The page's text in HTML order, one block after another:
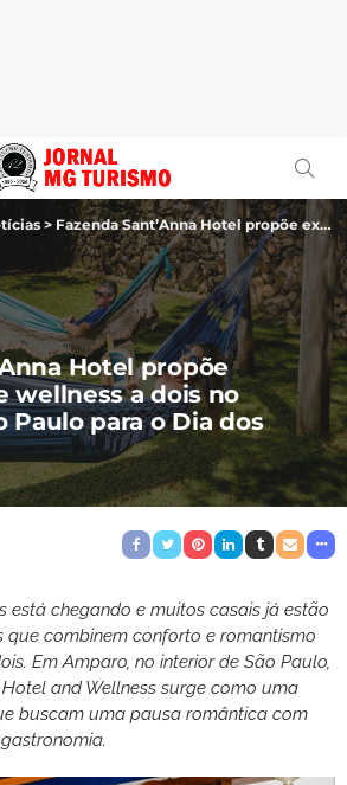
> Fazenda Sant’Anna Hotel propõe experiência de wellness a dois no interior de São Paulo para o Dia dos Namorados
Hotel propõe
wellness a dois no
Paulo para o Dia dos
está chegando e muitos casais já estão
que combinem conforto e romantismo
Em Amparo, no interior de São Paulo,
Hotel and Wellness surge como uma
buscam uma pausa romântica com